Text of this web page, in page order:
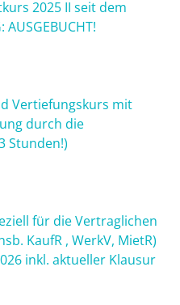
2025 II seit dem
AUSGEBUCHT!
Vertiefungskurs mit
durch die
Stunden!)
für die Vertraglichen
KaufR , WerkV, MietR)
inkl. aktueller Klausur